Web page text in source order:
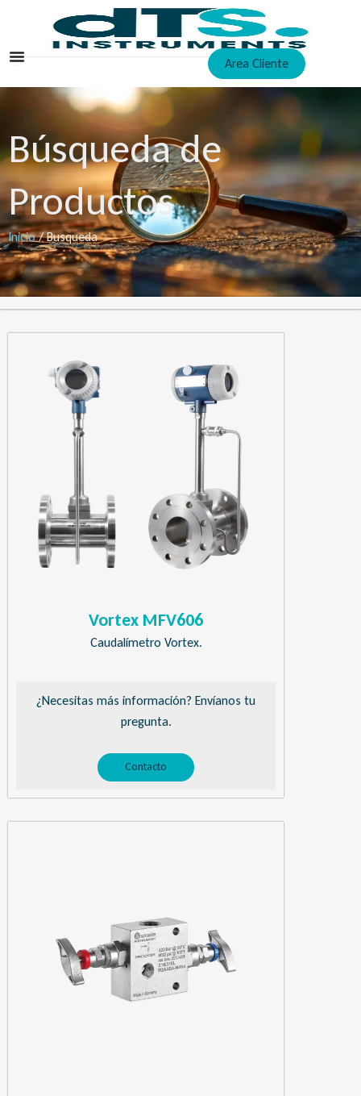
contenido
Area Cliente
Búsqueda de
Productos
Inicio/ Busqueda
Vortex MFV606
Caudalímetro Vortex.
¿Necesitas más información? Envíanos tu
pregunta.
Contacto